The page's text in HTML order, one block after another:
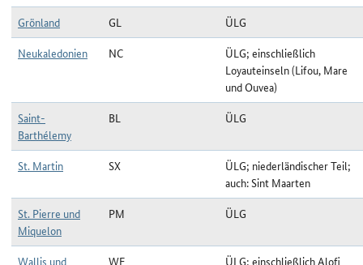
Grönland GL
ÜLG
Neukaledonien
NC
ÜLG; einschließlich
Loyauteinseln (Lifou, Mare
und Ouvea)
Saint-
Barthélemy
BL ÜLG
St. Martin SX
ÜLG; niederländischer Teil;
auch: Sint Maarten
St. Pierre und
Miquelon
PM ÜLG
Wallis und WF ÜLG; einschließlich Alofi